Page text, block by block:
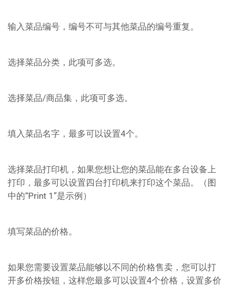
输入菜品编号，编号不可与其他菜品的编号重复。
选择菜品分类，此项可多选。
选择菜品/商品集，此项可多选。
填入菜品名字，最多可以设置4个。
选择菜品打印机，如果您想让您的菜品能在多台设备上
打印，最多可以设置四台打印机来打印这个菜品。（图
中的“Print 1”是示例）
填写菜品的价格。
如果您需要设置菜品能够以不同的价格售卖，您可以打
开多价格按钮，这样您最多可以设置4个价格，设置多价